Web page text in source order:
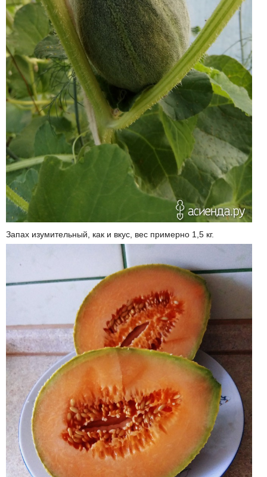
Запах изумительный, как и вкус, вес примерно 1,5 кг.